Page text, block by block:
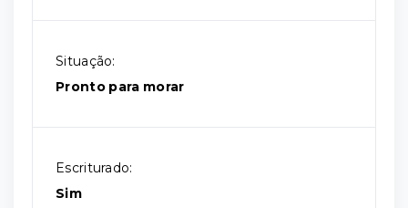
Situação:
Pronto para morar
Escriturado:
Sim